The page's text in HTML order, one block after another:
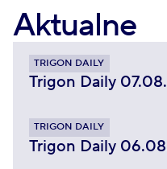
Aktualne
TRIGON DAILY
Trigon Daily
TRIGON DAILY
Trigon Daily